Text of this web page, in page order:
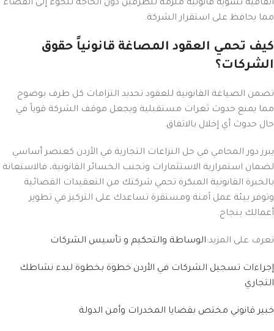
اتفاقية تسوية قانونية ملزمة للطرفين دون الحاجة للجوء إلى القضاء
مما يحافظ على استقرار الشركة.
كيف تحمي العقود المصاغة قانونياً حقوق
الشركات؟
تضمن الصياغة القانونية للعقود تحديد التزامات كل طرف بوضوح
مما يمنع حدوث ثغرات مستقبلية ويجعل موقف الشركة قوياً في
حال حدوث أي إخلال بالاتفاق.
يبرز دور المحامي في حل النزاعات التجارية في الأردن كعنصر أساسي
لضمان استمرارية الاستثمارات وتجنب الخسائر القانونية، فالاستعانة
بالخبرة القانونية المبكرة تحمي شركتك من التعقيدات القضائية
وتوفر بيئة عمل آمنة ومستقرة تساعدك على التركيز في تطوير
أعمالك بنجاح.
تعرف على المزيد:الوساطة والتحكيم و تأسيس الشركات
إجراءات تسجيل الشركات في الأردن خطوة بخطوة لبدء نشاطك
التجاري
خبير قانوني مختص بقضايا المخدرات وأمن الدولة